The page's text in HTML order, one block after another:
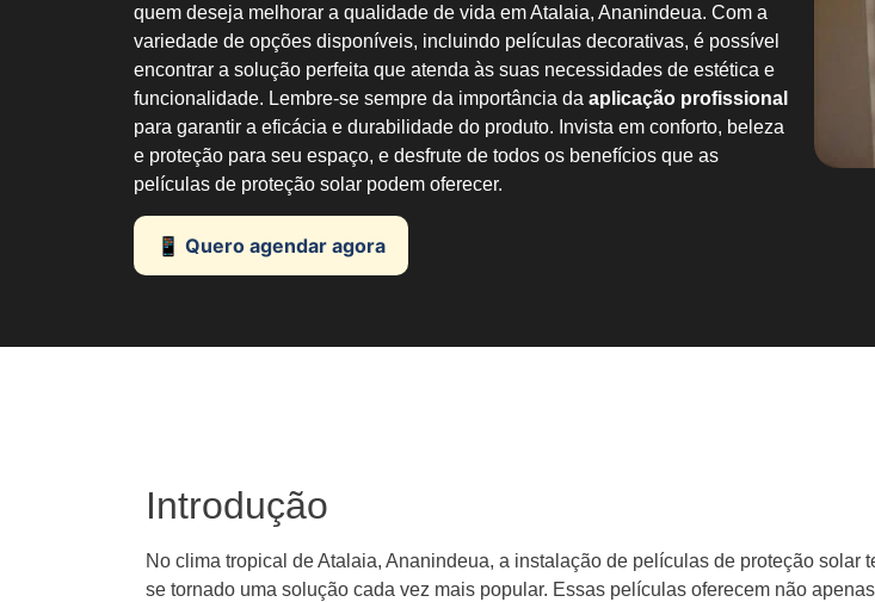
quem deseja melhorar a qualidade de vida em Atalaia, Ananindeua. Com a
variedade de opções disponíveis, incluindo películas decorativas, é possível
encontrar a solução perfeita que atenda às suas necessidades de estética e
funcionalidade. Lembre-se sempre da importância da aplicação profissional
para garantir a eficácia e durabilidade do produto. Invista em conforto, beleza
e proteção para seu espaço, e desfrute de todos os benefícios que as
películas de proteção solar podem oferecer.
📱 Quero agendar agora
Introdução
No clima tropical de Atalaia, Ananindeua, a instalação de películas de proteção solar
se tornado uma solução cada vez mais popular. Essas películas oferecem não apenas